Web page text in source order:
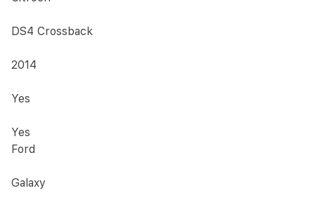
DS4 Crossback
2014
Yes
Yes
Ford
Galaxy